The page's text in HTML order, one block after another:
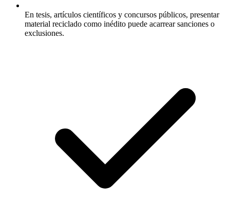
En tesis, artículos científicos y concursos públicos, presentar
material reciclado como inédito puede acarrear sanciones o
exclusiones.